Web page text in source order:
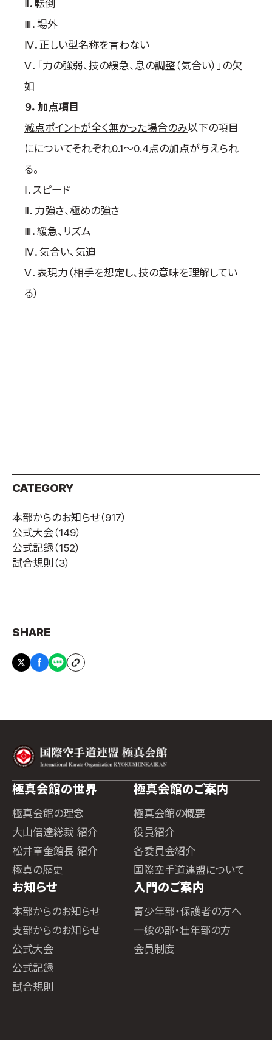
Ⅱ．転倒
Ⅲ．場外
Ⅳ．正しい型名称を言わない
Ⅴ．「力の強弱、技の緩急、息の調整（気合い）」の欠
如
９．加点項目
減点ポイントが全く無かった場合のみ以下の項目
にについてそれぞれ0.1～0.4点の加点が与えられ
る。
Ⅰ．スピード
Ⅱ．力強さ、極めの強さ
Ⅲ．緩急、リズム
Ⅳ．気合い、気迫
Ⅴ．表現力（相手を想定し、技の意味を理解してい
る）
CATEGORY
本部からのお知らせ（917）
公式大会（149）
公式記録（152）
試合規則 （3）
SHARE
極真会館の世界
極真会館の理念
大山倍達総裁 紹介
松井章奎館長 紹介
極真の歴史
極真会館のご案内
極真会館の概要
役員紹介
各委員会紹介
国際空手道連盟について
お知らせ
本部からのお知らせ
支部からのお知らせ
公式大会
公式記録
試合規則
入門のご案内
青少年部・保護者の方へ
一般の部・壮年部の方
会員制度